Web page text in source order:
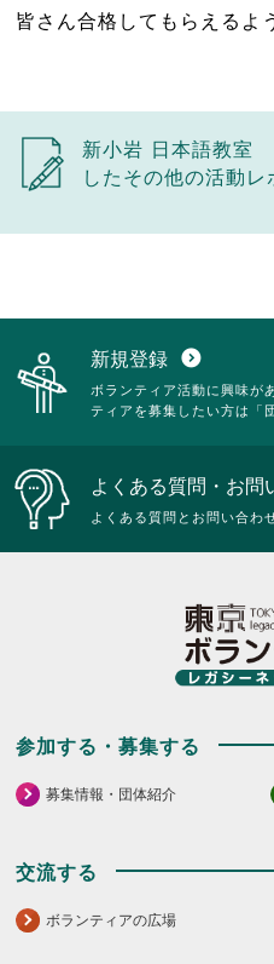
皆さん合格してもらえるよ
新小岩 日本語教室
したその他の活動レ
新規登録 expand_circle_down
ボランティア活動に興味が
ティアを募集したい方は「
よくある質問・お問
よくある質問とお問い合わ
参加する・募集する
募集情報・団体紹介
交流する
ボランティアの広場